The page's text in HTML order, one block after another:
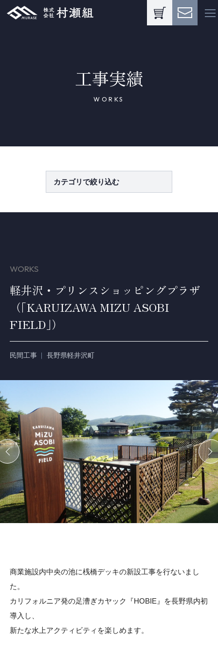
工事実績
WORKS
WORKS
軽井沢・プリンスショッピングプラザ
（｢KARUIZAWA MIZU ASOBI
FIELD｣）
民間工事 長野県軽井沢町
商業施設内中央の池に桟橋デッキの新設工事を行ないまし
た。
カリフォルニア発の足漕ぎカヤック『HOBIE』を長野県内初
導入し、
新たな水上アクティビティを楽しめます。